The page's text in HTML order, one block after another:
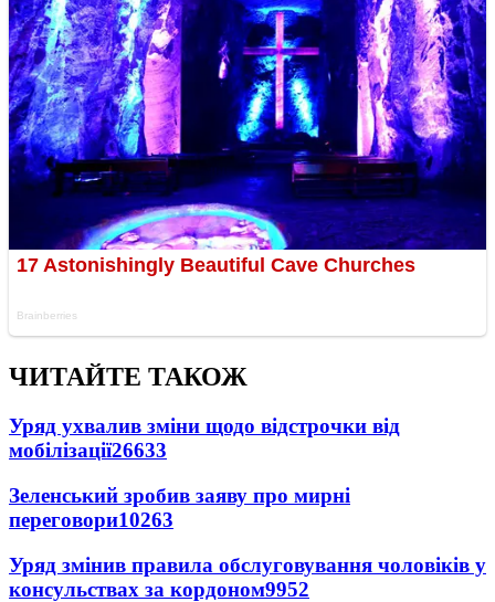
ЧИТАЙТЕ ТАКОЖ
Уряд ухвалив зміни щодо відстрочки від
мобілізації26633
Зеленський зробив заяву про мирні
переговори10263
Уряд змінив правила обслуговування чоловіків у
консульствах за кордоном9952